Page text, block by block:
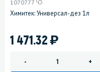
1070777
Химитек: Универсал-дез 1л
1 471.32)
- +